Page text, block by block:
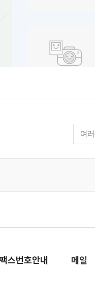
스번호안내 메일